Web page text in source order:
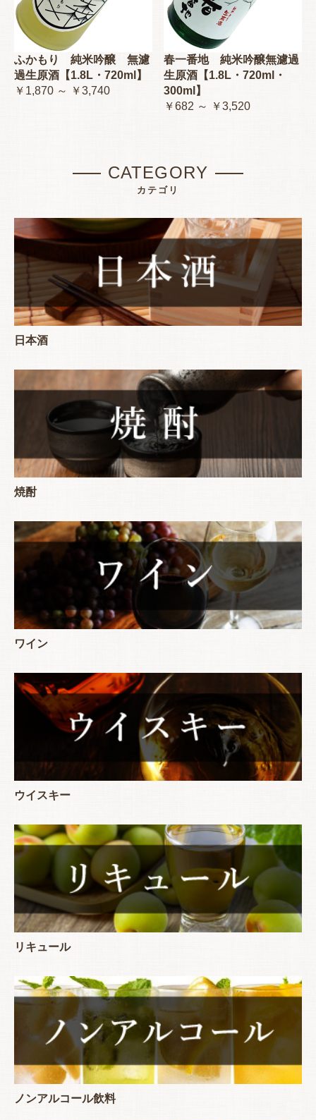
ふかもり 純米吟醸 無濾
過生原酒【1.8L・720ml】
￥1,870 ～ ￥3,740
春一番地 純米吟醸無濾過
生原酒【1.8L・720ml・
300ml】
￥682 ～ ￥3,520
CATEGORY
カテゴリ
日本酒
焼酎
ワイン
ウイスキー
リキュール
ノンアルコール飲料